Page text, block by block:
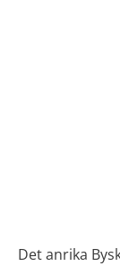
Det anrika